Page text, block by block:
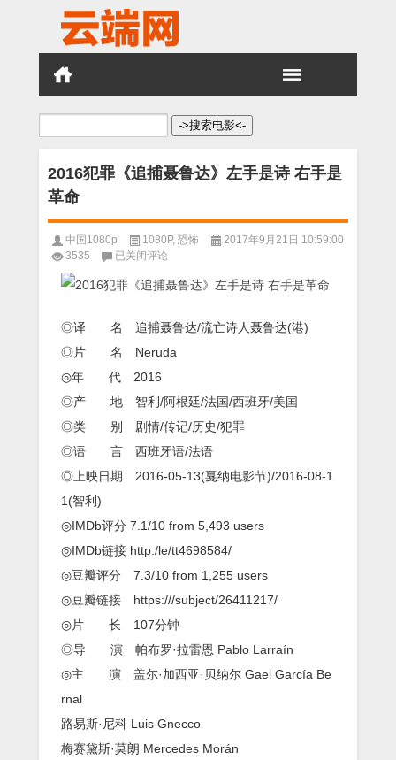
搜
2016犯罪《追捕聂鲁达》左手是诗 右手是
革命
中国1080p 1080P, 恐怖
2017年9月21日 10:59:00
3535
2016
罪
聂
鲁
左
手
诗
右
手
是
已关闭评论
◎译 名 追捕聂鲁达/流亡诗人聂鲁达(港)
◎片 名 Neruda
◎年 代 2016
◎产 地 智利/阿根廷/法国/西班牙/美国
◎类 别 剧情/传记/历史/犯罪
◎语 言 西班牙语/法语
◎上映日期 2016-05-13(戛纳电影节)/2016-08-1
1(智利)
◎IMDb评分 7.1/10 from 5,493 users
◎IMDb链接 http:/le/tt4698584/
◎豆瓣评分 7.3/10 from 1,255 users
◎豆瓣链接 https:///subject/26411217/
◎片 长 107分钟
◎导 演 帕布罗·拉雷恩 Pablo Larraín
◎主 演 盖尔·加西亚·贝纳尔 Gael García Be
rnal
路易斯·尼科 Luis Gnecco
梅赛黛斯·莫朗 Mercedes Morán